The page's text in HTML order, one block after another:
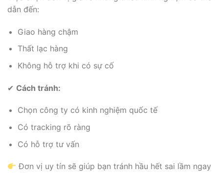
dẫn đến:
Giao hàng chậm
Thất lạc hàng
Không hỗ trợ khi có sự cố
✔ Cách tránh:
Chọn công ty có kinh nghiệm quốc tế
Có tracking rõ ràng
Có hỗ trợ tư vấn
Đơn vị uy tín sẽ giúp bạn tránh hầu hết sai lầm ngay